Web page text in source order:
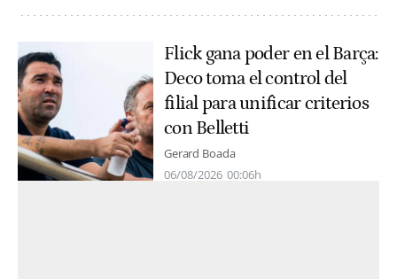
Flick gana poder en el Barça:
Deco toma el control del
filial para unificar criterios
con Belletti
Gerard Boada
06/08/2026 00:06h